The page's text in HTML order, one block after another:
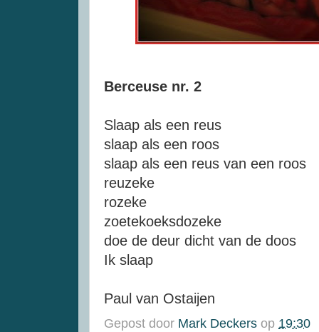
Berceuse nr. 2
Slaap als een reus
slaap als een roos
slaap als een reus van een roos
reuzeke
rozeke
zoetekoeksdozeke
doe de deur dicht van de doos
Ik slaap
Paul van Ostaijen
Gepost door Mark Deckers op 19:30